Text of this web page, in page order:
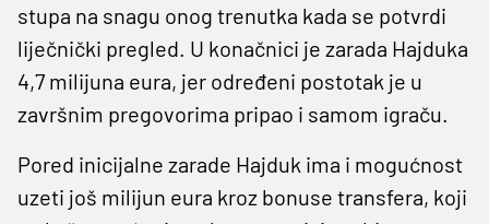
stupa na snagu onog trenutka kada se potvrdi
liječnički pregled. U konačnici je zarada Hajduka
4,7 milijuna eura, jer određeni postotak je u
završnim pregovorima pripao i samom igraču.
Pored inicijalne zarade Hajduk ima i mogućnost
uzeti još milijun eura kroz bonuse transfera, koji